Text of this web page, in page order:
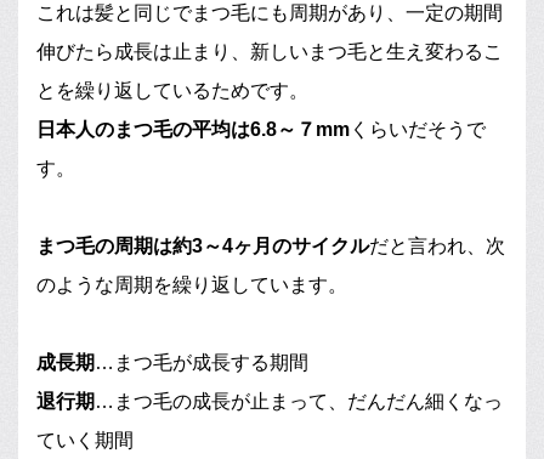
これは髪と同じでまつ毛にも周期があり、一定の期間
伸びたら成長は止まり、新しいまつ毛と生え変わるこ
とを繰り返しているためです。
日本人のまつ毛の平均は6.8～７mm くらいだそうで
す。
まつ毛の周期は約3～4ヶ月のサイクルだと言われ、次
のような周期を繰り返しています。
成長期 …まつ毛が成長する期間
退行期 …まつ毛の成長が止まって、だんだん細くなっ
ていく期間